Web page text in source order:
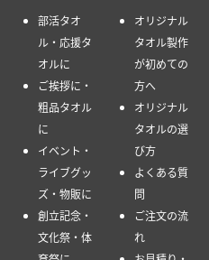
部活タオ
ル・応援タ
オルに
ご挨拶に・
粗品タオル
に
イベント・
ライブグッ
ズ・物販に
創立記念・
文化祭・体
オリジナル
タオル製作
が初めての
方へ
オリジナル
タオルの選
び方
よくある質
問
ご注文の流
れ